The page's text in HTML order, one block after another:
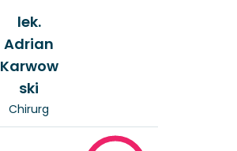
lek.
Adrian
Karwow
ski
Chirurg